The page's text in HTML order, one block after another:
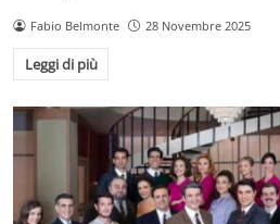
Fabio Belmonte 28 Novembre 2025
Leggi di più